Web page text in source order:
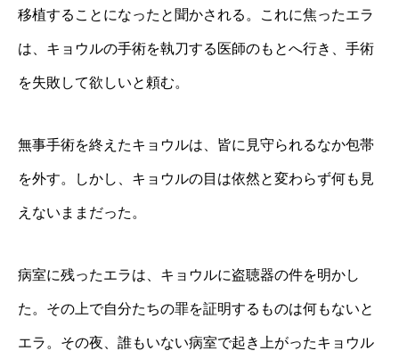
移植することになったと聞かされる。これに焦ったエラ
は、キョウルの手術を執刀する医師のもとへ行き、手術
を失敗して欲しいと頼む。
無事手術を終えたキョウルは、皆に見守られるなか包帯
を外す。しかし、キョウルの目は依然と変わらず何も見
えないままだった。
病室に残ったエラは、キョウルに盗聴器の件を明かし
た。その上で自分たちの罪を証明するものは何もないと
エラ。その夜、誰もいない病室で起き上がったキョウル